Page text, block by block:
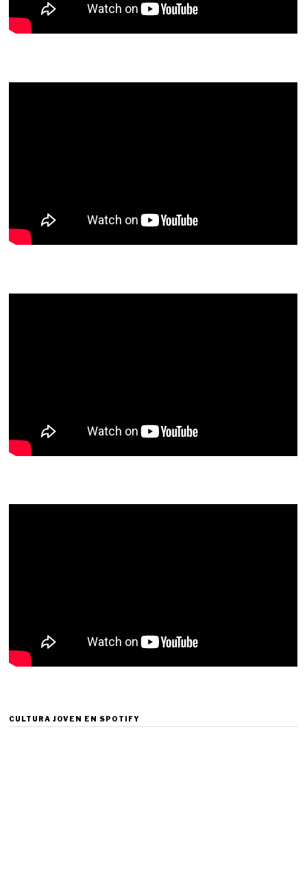
CULTURA JOVEN EN SPOTIFY